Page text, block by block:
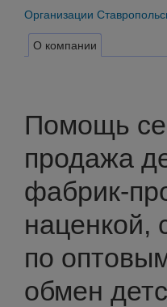
Организации
О компании
Помощь
продажа
фабрик-
наценкой,
по
обмен